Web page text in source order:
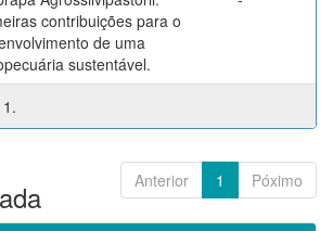
contribuições para o
de uma
sustentável.
Anterior 1 Póximo